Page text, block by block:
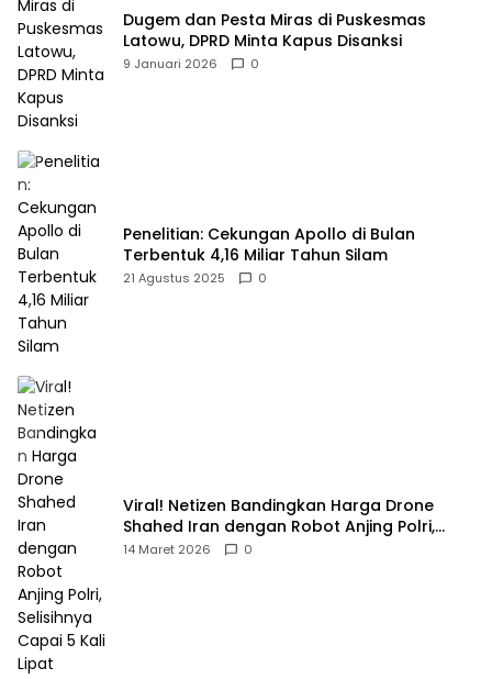
Dugem dan Pesta Miras di Puskesmas
Latowu, DPRD Minta Kapus Disanksi
9 Januari 2026 0
Penelitian: Cekungan Apollo di Bulan
Terbentuk 4,16 Miliar Tahun Silam
21 Agustus 2025 0
Viral! Netizen Bandingkan Harga Drone
Shahed Iran dengan Robot Anjing Polri,
Selisihnya Capai 5 Kali Lipat
14 Maret 2026 0